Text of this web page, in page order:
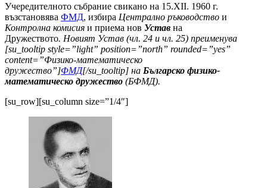
Учередителното събрание свикано на 15.XII. 1960 г.
възстановява ФМД, избира Централно ръководство и
Контролна комисия и приема нов Устав на
Дружеството. Новият Устав (чл. 24 и чл. 25) преименува
[su_tooltip style=”light” position=”north” rounded=”yes”
content=”Физико-математическо
дружество”]ФМД[/su_tooltip] на Българско физико-
математическо дружество (БФМД).
[su_row][su_column size=”1/4″]